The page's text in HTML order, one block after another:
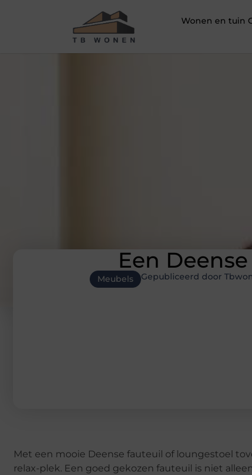
Wonen en tuin
Een
Meubels Gepubliceerd door
Met een mooie Deense fauteuil of loungestoel
relax-plek. Een goed gekozen fauteuil is niet